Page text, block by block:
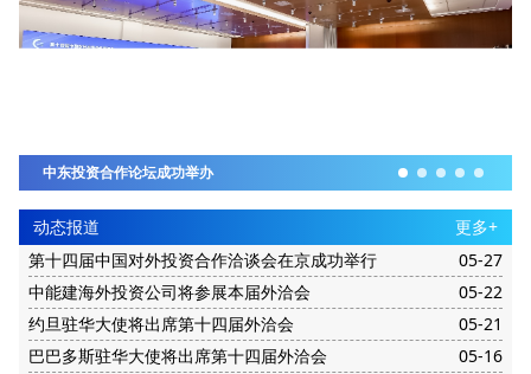
中东投资合作论坛成功举办
动态报道
更多+
第十四届中国对外投资合作洽谈会在京成功举行
05-27
中能建海外投资公司将参展本届外洽会
05-22
约旦驻华大使将出席第十四届外洽会
05-21
巴巴多斯驻华大使将出席第十四届外洽会
05-16